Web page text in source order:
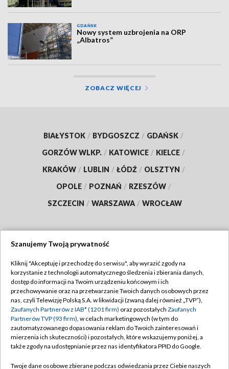
GDAŃSK
Nowy system uzbrojenia na ORP
„Albatros”
ZOBACZ WIĘCEJ
BIAŁYSTOK / BYDGOSZCZ / GDAŃSK /
GORZÓW WLKP. / KATOWICE / KIELCE /
KRAKÓW / LUBLIN / ŁÓDŹ / OLSZTYN /
OPOLE / POZNAŃ / RZESZÓW /
SZCZECIN / WARSZAWA / WROCŁAW
TVP
Abonament TVP
Emisja w TVP
Centrum informacji TVP
Naziemna Telewizja Cyfrowa
Regulamin TVP
Polityka prywatności
Moje zgody
Pomoc
Szanujemy Twoją prywatność
Kliknij "Akceptuję i przechodzę do serwisu", aby wyrazić zgody na
korzystanie z technologii automatycznego śledzenia i zbierania danych,
dostęp do informacji na Twoim urządzeniu końcowym i ich
przechowywanie oraz na przetwarzanie Twoich danych osobowych przez
nas, czyli Telewizję Polską S.A. w likwidacji (zwaną dalej również „TVP”),
Zaufanych Partnerów z IAB* (1201 firm) oraz pozostałych Zaufanych
Partnerów TVP (93 firm), w celach marketingowych (w tym do
zautomatyzowanego dopasowania reklam do Twoich zainteresowań i
mierzenia ich skuteczności) i pozostałych, które wskazujemy poniżej, a
także zgody na udostępnianie przez nas identyfikatora PPID do Google.
Twoje dane osobowe zbierane podczas odwiedzania przez Ciebie naszych